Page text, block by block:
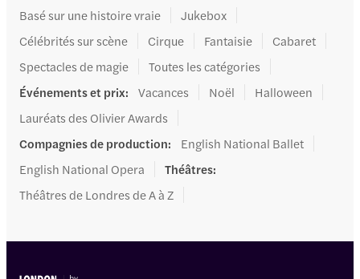
Basé sur une histoire vraie
Jukebox
Célébrités sur scène
Cirque Fantaisie
Cabaret
Spectacles de magie
Toutes les catégories
Événements et prix: Vacances Noël
Halloween
Lauréats des Olivier Awards
Compagnies de production:
English National Ballet
English National Opera
Théâtres:
Théâtres de Londres de A à Z